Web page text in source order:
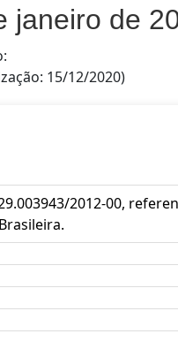
janeiro de
15/12/2020)
2012-00,